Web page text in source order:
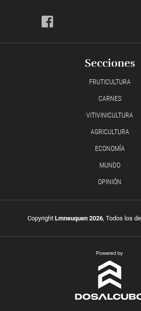
Secciones
FRUTICULTURA
CARNES
VITIVINICULTURA
AGRICULTURA
ECONOMÍA
MUNDO
OPINIÓN
Copyright Lmneuquen 2026, Todos los